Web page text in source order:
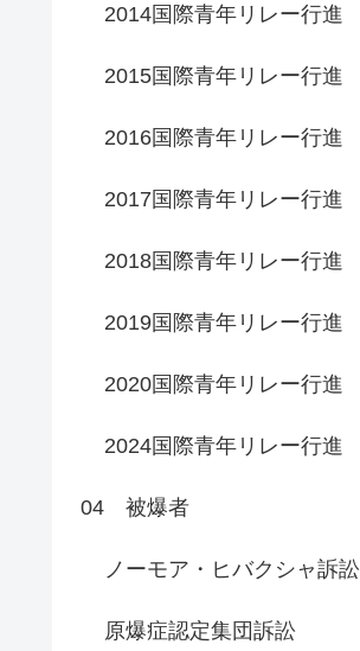
2014国際青年リレー行進
2015国際青年リレー行進
2016国際青年リレー行進
2017国際青年リレー行進
2018国際青年リレー行進
2019国際青年リレー行進
2020国際青年リレー行進
2024国際青年リレー行進
04 被爆者
ノーモア・ヒバクシャ訴訟
原爆症認定集団訴訟